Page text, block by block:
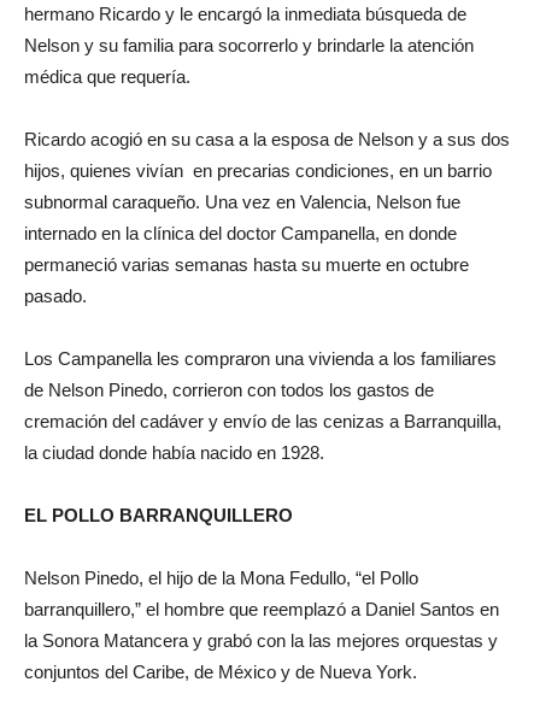
hermano Ricardo y le encargó la inmediata búsqueda de
Nelson y su familia para socorrerlo y brindarle la atención
médica que requería.
Ricardo acogió en su casa a la esposa de Nelson y a sus dos
hijos, quienes vivían en precarias condiciones, en un barrio
subnormal caraqueño. Una vez en Valencia, Nelson fue
internado en la clínica del doctor Campanella, en donde
permaneció varias semanas hasta su muerte en octubre
pasado.
Los Campanella les compraron una vivienda a los familiares
de Nelson Pinedo, corrieron con todos los gastos de
cremación del cadáver y envío de las cenizas a Barranquilla,
la ciudad donde había nacido en 1928.
EL POLLO BARRANQUILLERO
Nelson Pinedo, el hijo de la Mona Fedullo, “el Pollo
barranquillero,” el hombre que reemplazó a Daniel Santos en
la Sonora Matancera y grabó con la las mejores orquestas y
conjuntos del Caribe, de México y de Nueva York.